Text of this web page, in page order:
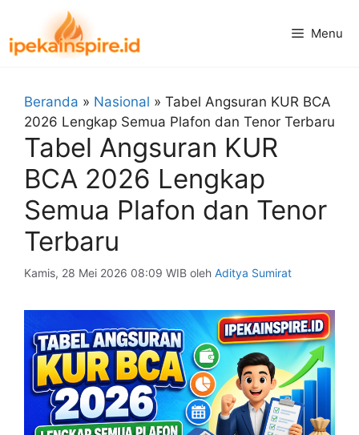
isi
Menu
Beranda » Nasional » Tabel Angsuran KUR BCA
2026 Lengkap Semua Plafon dan Tenor Terbaru
Tabel Angsuran KUR
BCA 2026 Lengkap
Semua Plafon dan Tenor
Terbaru
Kamis, 28 Mei 2026 08:09 WIB oleh Aditya Sumirat